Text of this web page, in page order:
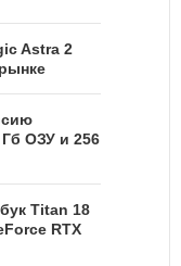
Astra 2
Гб ОЗУ и 256
Titan 18
RTX